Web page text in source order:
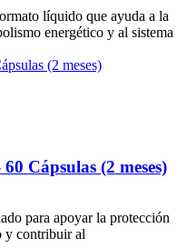
líquido que ayuda a la
energético y al sistema
Cápsulas (2 meses)
para apoyar la protección
y contribuir al